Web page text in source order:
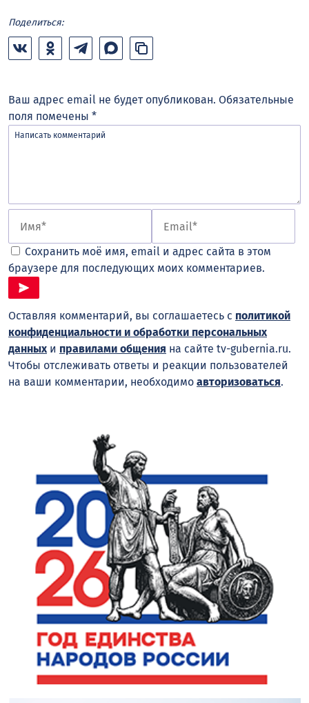
Поделиться:
Ваш адрес email не будет опубликован. Обязательные
поля помечены *
Сохранить моё имя, email и адрес сайта в этом
браузере для последующих моих комментариев.
Оставляя комментарий, вы соглашаетесь с политикой
конфиденциальности и обработки персональных
данныхи правилами общения на сайте tv-gubernia.ru.
Чтобы отслеживать ответы и реакции пользователей
на ваши комментарии, необходимо авторизоваться.